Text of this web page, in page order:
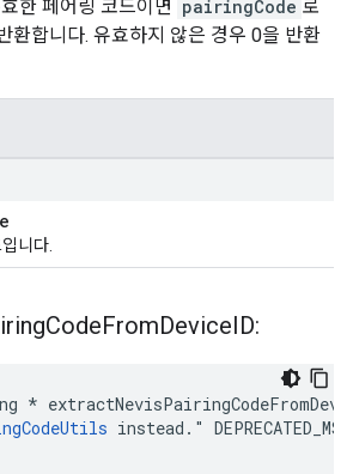
한 페어링 코드이면 pairingCode 로
환합니다. 유효하지 않은 경우 0을 반환
니다.
CodeFromDeviceID:
*
instead."